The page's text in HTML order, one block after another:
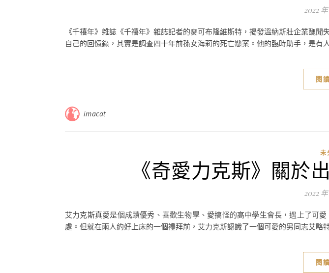
2022
《千禧年》雜誌《千禧年》雜誌記者的麥可布隆維斯特，揭發溫納斯壯企業醜
自己的回憶錄，其實是調查四十年前孫女海莉的死亡懸案。他的臨時助手，是有
閱
imacat
未
《奇愛力克斯》關於
2022
艾力克斯真愛是個成蹟優秀、喜歡生物學、愛搞怪的高中學生會長，遇上了可
處。但就在兩人約好上床的一個禮拜前，艾力克斯認識了一個可愛的男同志艾略
閱